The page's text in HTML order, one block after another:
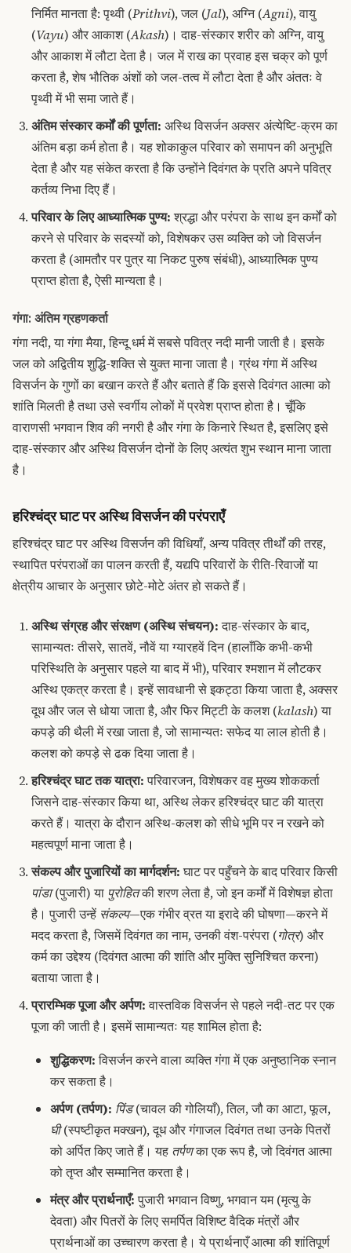
निर्मित मानता है: पृथ्वी (Prithvi), जल (Jal), अग्नि (Agni), वायु
(Vayu) और आकाश (Akash)। दाह-संस्कार शरीर को अग्नि, वायु
और आकाश में लौटा देता है। जल में राख का प्रवाह इस चक्र को पूर्ण
करता है, शेष भौतिक अंशों को जल-तत्व में लौटा देता है और अंततः वे
पृथ्वी में भी समा जाते हैं।
अंतिम संस्कार कर्मों की पूर्णता: अस्थि विसर्जन अक्सर अंत्येष्टि-क्रम का
अंतिम बड़ा कर्म होता है। यह शोकाकुल परिवार को समापन की अनुभूति
देता है और यह संकेत करता है कि उन्होंने दिवंगत के प्रति अपने पवित्र
कर्तव्य निभा दिए हैं।
परिवार के लिए आध्यात्मिक पुण्य:श्रद्धा और परंपरा के साथ इन कर्मों को
करने से परिवार के सदस्यों को, विशेषकर उस व्यक्ति को जो विसर्जन
करता है (आमतौर पर पुत्र या निकट पुरुष संबंधी), आध्यात्मिक पुण्य
प्राप्त होता है, ऐसी मान्यता है।
गंगा: अंतिम ग्रहणकर्ता
गंगा नदी, या गंगा मैया, हिन्दू धर्म में सबसे पवित्र नदी मानी जाती है। इसके
जल को अद्वितीय शुद्धि-शक्ति से युक्त माना जाता है।ग्रंथ गंगा में अस्थि
विसर्जन के गुणों का बखान करते हैं और बताते हैं कि इससे दिवंगत आत्मा को
शांति मिलती है तथा उसे स्वर्गीय लोकों में प्रवेश प्राप्त होता है। चूँकि
वाराणसी भगवान शिव की नगरी है और गंगा के किनारे स्थित है, इसलिए इसे
दाह-संस्कार औरअस्थि विसर्जनदोनों के लिए अत्यंत शुभ स्थान माना जाता
है।
हरिश्चंद्र घाट पर अस्थि विसर्जन की परंपराएँ
हरिश्चंद्र घाट पर अस्थि विसर्जन की विधियाँ, अन्य पवित्र तीर्थों की तरह,
स्थापित परंपराओं का पालन करती हैं, यद्यपि परिवारों के रीति-रिवाजों या
क्षेत्रीय आचार के अनुसार छोटे-मोटे अंतर हो सकते हैं।
अस्थि संग्रह और संरक्षण (अस्थि संचयन): दाह-संस्कार के बाद,
सामान्यतः तीसरे, सातवें, नौवें या ग्यारहवें दिन (हालाँकि कभी-कभी
परिस्थिति के अनुसार पहले या बाद में भी), परिवार श्मशान में लौटकर
अस्थि एकत्र करता है। इन्हें सावधानी से इकट्ठा किया जाता है, अक्सर
दूध और जल से धोया जाता है, और फिर मिट्टी के कलश (kalash) या
कपड़े की थैली में रखा जाता है, जो सामान्यतः सफेद या लाल होती है।
कलश को कपड़े से ढक दिया जाता है।
हरिश्चंद्र घाट तक यात्रा:परिवारजन, विशेषकर वह मुख्य शोककर्ता
जिसने दाह-संस्कार किया था, अस्थि लेकर हरिश्चंद्र घाट की यात्रा
करते हैं।यात्रा के दौरान अस्थि-कलश को सीधे भूमि पर न रखने को
महत्वपूर्ण माना जाता है।
संकल्प और पुजारियों का मार्गदर्शन: घाट पर पहुँचने के बाद परिवार किसी
पांडा(पुजारी) या पुरोहितकी शरण लेता है, जो इन कर्मों में विशेषज्ञ होता
है। पुजारी उन्हें संकल्प—एक गंभीर व्रत या इरादे की घोषणा—करने में
मदद करता है, जिसमें दिवंगत का नाम, उनकी वंश-परंपरा (गोत्र) और
कर्म का उद्देश्य (दिवंगत आत्मा की शांति और मुक्ति सुनिश्चित करना)
बताया जाता है।
प्रारम्भिक पूजा और अर्पण:वास्तविक विसर्जन से पहले नदी-तट पर एक
पूजा की जाती है। इसमें सामान्यतः यह शामिल होता है:
शुद्धिकरण:विसर्जन करने वाला व्यक्तिगंगा में एक अनुष्ठानिक स्नान
कर सकता है।
अर्पण (तर्पण): पिंड(चावल की गोलियाँ), तिल, जौ का आटा, फूल,
घी(स्पष्टीकृत मक्खन), दूध और गंगाजल दिवंगत तथा उनके पितरों
को अर्पित किए जाते हैं। यह तर्पणका एक रूप है, जो दिवंगत आत्मा
को तृप्त और सम्मानित करता है।
मंत्र और प्रार्थनाएँ:पुजारी भगवान विष्णु, भगवान यम (मृत्यु के
देवता) और पितरों के लिए समर्पित विशिष्ट वैदिक मंत्रों और
प्रार्थनाओं का उच्चारण करता है। ये प्रार्थनाएँ आत्मा की शांतिपूर्ण